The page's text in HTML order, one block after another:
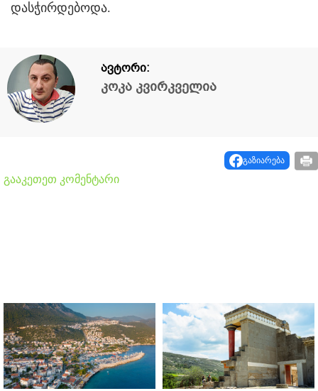
დასჭირდებოდა.
ავტორი:
კოკა კვირკველია
გაზიარება
გააკეთეთ კომენტარი